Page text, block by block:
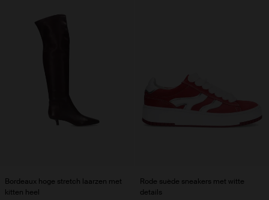
Bordeaux hoge stretch laarzen met
kitten heel
Rode suède sneakers met witte
details